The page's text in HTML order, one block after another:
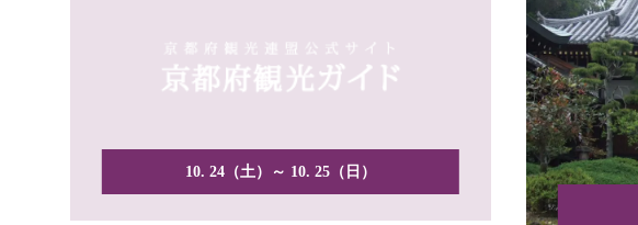
10. 24（土）～ 10. 25（日）